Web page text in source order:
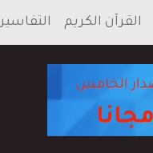
القرآن الكريم التفاسير